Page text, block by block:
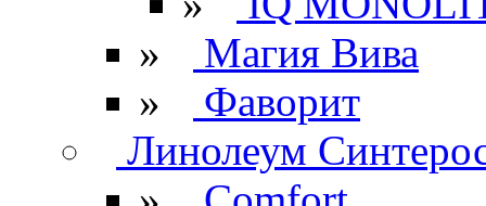
»
Магия Вива
»
Фаворит
Линолеум